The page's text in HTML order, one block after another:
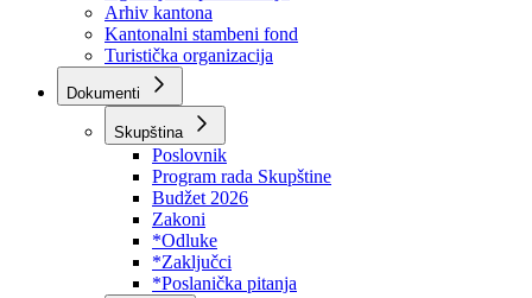
BPK šume
RTV BPK
Agencija za privatizaciju
Arhiv kantona
Kantonalni stambeni fond
Turistička organizacija
Dokumenti
Skupština
Poslovnik
Program rada Skupštine
Budžet 2026
Zakoni